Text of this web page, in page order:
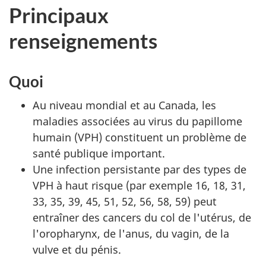
Principaux
renseignements
Quoi
Au niveau mondial et au Canada, les
maladies associées au virus du papillome
humain (VPH) constituent un problème de
santé publique important.
Une infection persistante par des types de
VPH à haut risque (par exemple 16, 18, 31,
33, 35, 39, 45, 51, 52, 56, 58, 59) peut
entraîner des cancers du col de l'utérus, de
l'oropharynx, de l'anus, du vagin, de la
vulve et du pénis.